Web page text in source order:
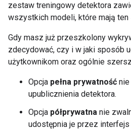
zestaw treningowy detektora
wszystkich modeli, które mają ten
Gdy masz już przeszkolony
zdecydować, czy i w jaki sposób
użytkownikom oraz ogólnie
Opcja pełna prywatność nie
upublicznienia detektora.
Opcja półprywatna nie
udostępnia je przez interfejs